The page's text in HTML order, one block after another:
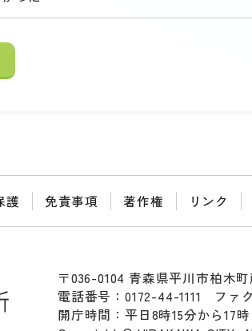
護 免責事項 著作権 リンク
〒036-0104 青森県平川市柏木
電話番号：0172-44-1111 ファ
開庁時間：平日8時15分から17